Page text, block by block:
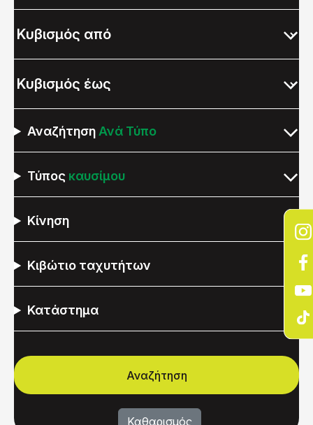
Αναζήτηση Ανά Τύπο
Τύπος καυσίμου
Κίνηση
Κιβώτιο ταχυτήτων
Κατάστημα